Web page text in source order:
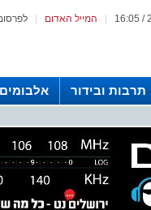
המייל האדום
תרבות ובידור אלבומים